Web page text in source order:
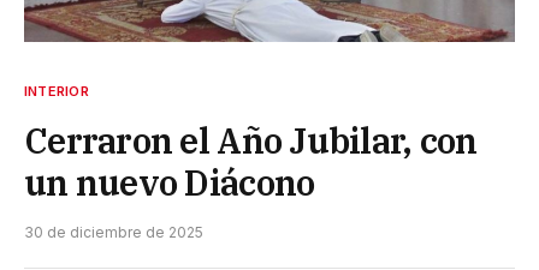
INTERIOR
Cerraron el Año Jubilar, con
un nuevo Diácono
30 de diciembre de 2025